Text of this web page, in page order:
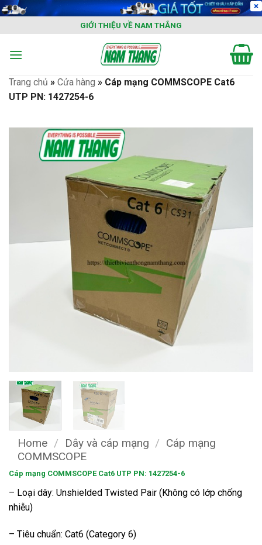
Skip
content
GIỚI THIỆU VỀ NAM THẮNG
Trang chủ » Cửa hàng » Cáp mạng COMMSCOPE Cat6
UTP PN: 1427254-6
Home / Dây và cáp mạng / Cáp mạng
COMMSCOPE
Cáp mạng COMMSCOPE Cat6 UTP PN: 1427254-6
– Loại dây: Unshielded Twisted Pair (Không có lớp chống
nhiễu)
– Tiêu chuẩn: Cat6 (Category 6)